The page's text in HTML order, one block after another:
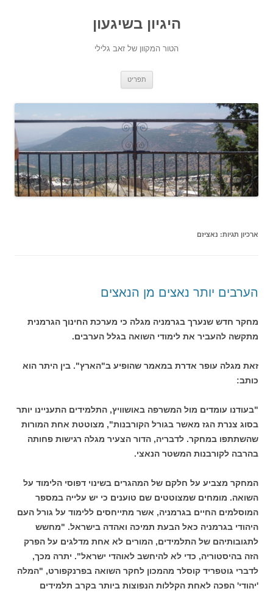
היגיון בשיגעון
הטור המקוון של זאב גלילי
תפריט
ארכיון תגיות: נאציזם
הערבים יותר נאצים מן הנאצים
מחקר חדש שנערך בגרמניה מגלה כי מערכת החינוך הגרמנית
מתקשה להעביר את לימודי השואה בגלל הערבים.
זאת מגלה עופר אדרת במאמר שהופיע ב"הארץ". בין היתר הוא
כותב:
"בעודנו עומדים מול המשרפה באושוויץ, התלמידים התעניינו יותר
בסוג צנרת הגז מאשר בגורל הקורבנות", מצוטטת אחת המורות
שהשתתפו במחקר. לדבריה, הדור הצעיר מגלה רגישות פחותה
בהרבה לקורבנות המשטר הנאצי.
המחקר מצביע על חלקם של המהגרים בשינוי דפוסי הלימוד על
השואה. מומחים שמצוטטים שם טוענים כי יש עלייה במספר
המוסלמים החיים בגרמניה, אשר מתייחסים ללימוד על גורל העם
היהודי בגרמניה כאל הבעת תמיכה ואהדה בישראל. "מחשש
לתגובותיהם של התלמידים, המורים לא אחת מדלגים על הפרק
הזה בהיסטוריה, כדי לא להיחשב לאוהדי ישראל". יתרה מכך,
לדברי גוטפריד קוסלר מהמכון לחקר השואה בפרנקפורט, "המלה
'יהודי' הפכה לאחת הקללות הנפוצות ביותר בקרב תלמידים